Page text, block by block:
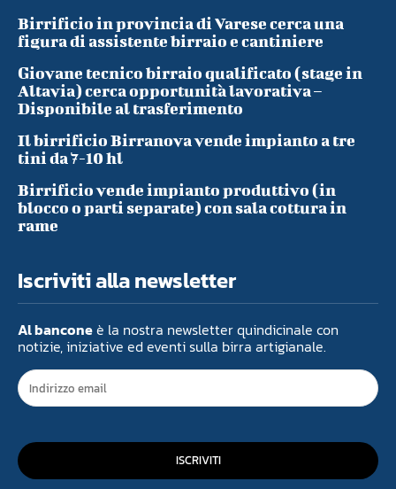
Birrificio in provincia di Varese cerca una
figura di assistente birraio e cantiniere
Giovane tecnico birraio qualificato (stage in
Altavia) cerca opportunità lavorativa –
Disponibile al trasferimento
Il birrificio Birranova vende impianto a tre
tini da 7-10 hl
Birrificio vende impianto produttivo (in
blocco o parti separate) con sala cottura in
rame
Iscriviti alla newsletter
Al banconeè la nostra newsletter quindicinale con
notizie, iniziative ed eventi sulla birra artigianale.
ISCRIVITI